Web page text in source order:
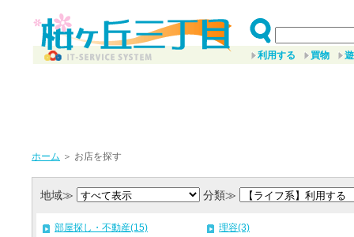
利用する 買物
ホーム ＞ お店を探す
地域≫ 分類≫
部屋探し・不動産(15)
理容(3)